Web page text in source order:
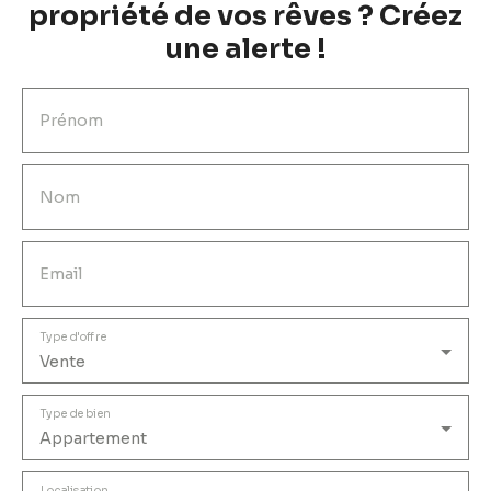
propriété de vos rêves ? Créez
une alerte !
Prénom
Nom
Email
Vente
Type d'offre
Appartement
Type de bien